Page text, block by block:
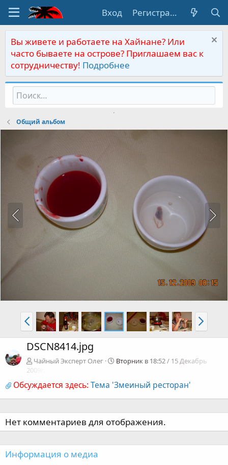
Вход Регистрация
Вы живете и работаете на Хайнане? Или
часто бываете на острове? Приглашаем вас к
сотрудничеству! Подробнее
Общий альбом
DSCN8414.jpg
Чайный Эксперт Олег
Вторник в 18:52 / 15 Декабрь
2009г.
Обсуждается здесь: Тема 'Змеиный ресторан'
Нет комментариев для отображения.
Информация о медиа